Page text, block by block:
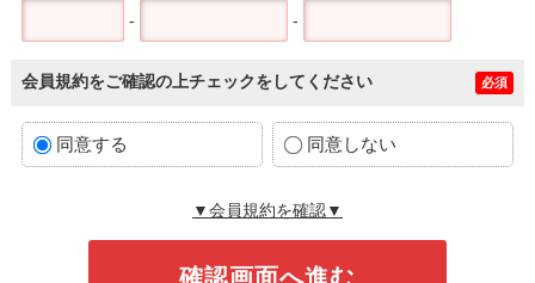
- -
会員規約をご確認の上チェックをしてください 必須
同意する 同意しない
▼会員規約を確認▼